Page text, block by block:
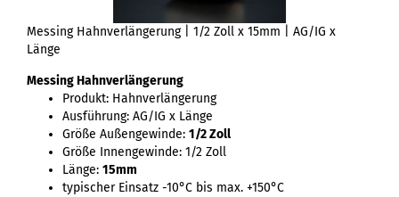
Messing Hahnverlängerung | 1/2 Zoll x 15mm | AG/IG x
Länge
Messing Hahnverlängerung
Produkt: Hahnverlängerung
Ausführung: AG/IG x Länge
Größe Außengewinde: 1/2 Zoll
Größe Innengewinde: 1/2 Zoll
Länge: 15mm
typischer Einsatz -10°C bis max. +150°C